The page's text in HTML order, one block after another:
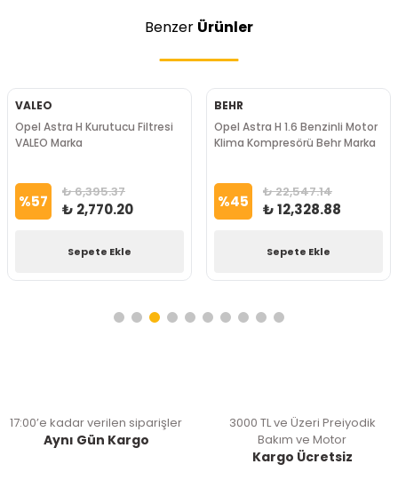
Benzer Ürünler
VALEO
Opel Astra H Kurutucu Filtresi
VALEO Marka
%57 ₺ 6,395.37
₺ 2,770.20
Sepete Ekle
BEHR
Opel Astra H 1.6 Benzinli Motor
Klima Kompresörü Behr Marka
%45 ₺ 22,547.14
₺ 12,328.88
Sepete Ekle
17:00’e kadar verilen siparişler
Aynı Gün Kargo
3000 TL ve Üzeri Preiyodik
Bakım ve Motor
Kargo Ücretsiz